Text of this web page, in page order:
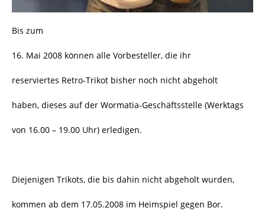
Bis zum
16. Mai 2008 können alle Vorbesteller, die ihr
reserviertes Retro-Trikot bisher noch nicht abgeholt
haben, dieses auf der Wormatia-Geschäftsstelle (Werktags
von 16.00 – 19.00 Uhr) erledigen.
Diejenigen Trikots, die bis dahin nicht abgeholt wurden,
kommen ab dem 17.05.2008 im Heimspiel gegen Bor.